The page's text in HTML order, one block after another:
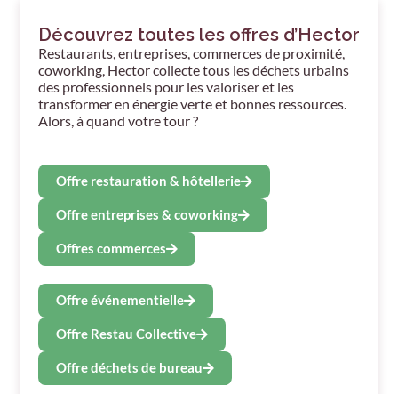
Découvrez toutes les offres d’Hector
Restaurants, entreprises, commerces de proximité,
coworking, Hector collecte tous les déchets urbains
des professionnels pour les valoriser et les
transformer en énergie verte et bonnes ressources.
Alors, à quand votre tour ?
Offre restauration & hôtellerie
Offre entreprises & coworking
Offres commerces
Offre événementielle
Offre Restau Collective
Offre déchets de bureau